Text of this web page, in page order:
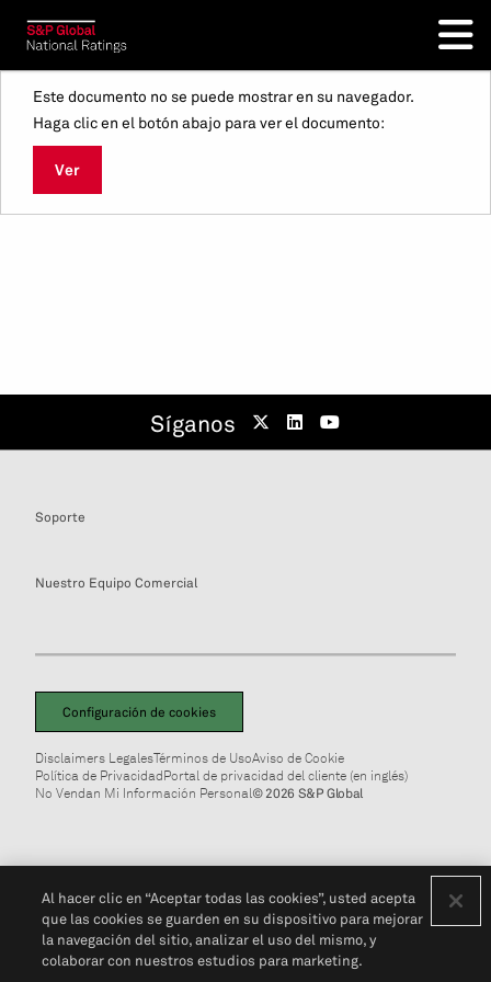
Este documento no se puede mostrar en su navegador.
Haga clic en el botón abajo para ver el documento:
Ver
Síganos
Soporte
Nuestro Equipo Comercial
Configuración de cookies
Disclaimers LegalesTérminos de UsoAviso de Cookie
Política de PrivacidadPortal de privacidad del cliente (en inglés)
No Vendan Mi Información Personal© 2026 S&P Global
Al hacer clic en “Aceptar todas las cookies”, usted acepta
que las cookies se guarden en su dispositivo para mejorar
la navegación del sitio, analizar el uso del mismo, y
colaborar con nuestros estudios para marketing.